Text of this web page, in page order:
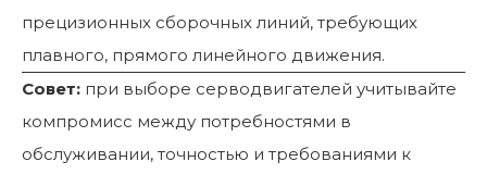
прецизионных сборочных линий, требующих
плавного, прямого линейного движения.
Совет: при выборе серводвигателей учитывайте
компромисс между потребностями в
обслуживании, точностью и требованиями к